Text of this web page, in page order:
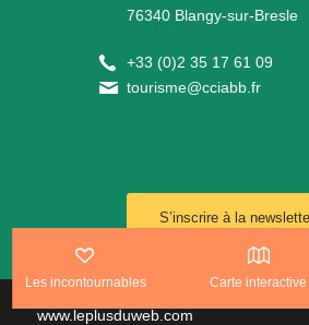
Les incontournables Carte interactive
76340 Blangy-sur-Bresle
+33 (0)2 35 17 61 09
tourisme@cciabb.fr
S’inscrire à la
www.leplusduweb.com